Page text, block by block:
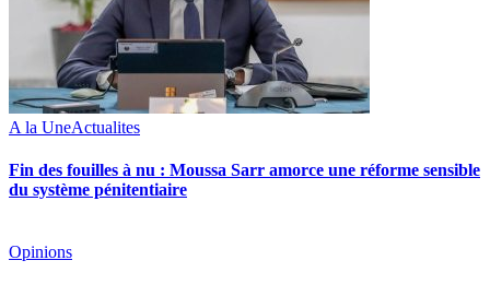
A la UneActualites
Fin des fouilles à nu : Moussa Sarr amorce une réforme sensible
du système pénitentiaire
Opinions